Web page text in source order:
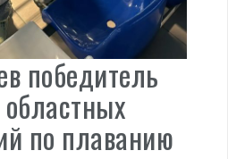
победитель
по плаванию